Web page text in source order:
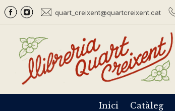
quart_creixent@quartcreixent.cat
Inici Catàleg